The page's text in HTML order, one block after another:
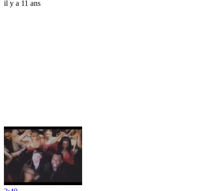
il y a 11 ans